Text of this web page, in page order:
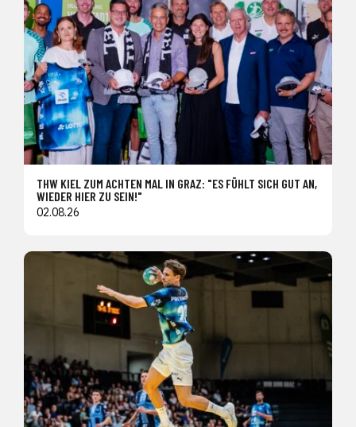
THW KIEL ZUM ACHTEN MAL IN GRAZ: "ES FÜHLT SICH GUT AN,
WIEDER HIER ZU SEIN!"
02.08.26